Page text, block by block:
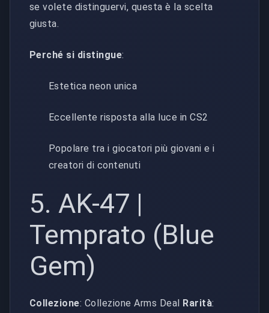
se volete distinguervi, questa è la scelta
giusta.
Perché si distingue:
Estetica neon unica
Eccellente risposta alla luce in CS2
Popolare tra i giocatori più giovani e i
creatori di contenuti
5. AK-47 |
Temprato (Blue
Gem)
Collezione: Collezione Arms Deal Rarità: